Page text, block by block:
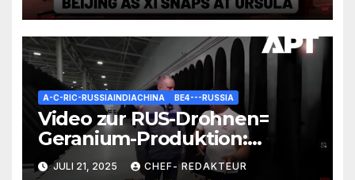
A-C-RIC-RUSSIAINDIACHINA BE4---RUSSIA
Video zur RUS-Drohnen=
Geranium-Produktion:
Interessante Zahlen und
JULI 21, 2025 CHEF- REDAKTEUR